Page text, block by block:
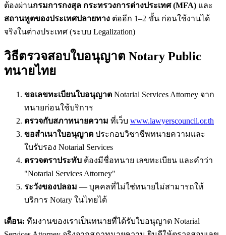
ต้องผ่านกรมการกงสุล กระทรวงการต่างประเทศ (MFA) และ
สถานทูตของประเทศปลายทาง ต่ออีก 1–2 ขั้น ก่อนใช้งานได้
จริงในต่างประเทศ (ระบบ Legalization)
วิธีตรวจสอบใบอนุญาต Notary Public
ทนายไทย
ขอเลขทะเบียนใบอนุญาต Notarial Services Attorney จาก
ทนายก่อนใช้บริการ
ตรวจกับสภาทนายความ ที่เว็บ www.lawyerscouncil.or.th
ขอสำเนาใบอนุญาต ประกอบวิชาชีพทนายความและ
ใบรับรอง Notarial Services
ตรวจตราประทับ ต้องมีชื่อทนาย เลขทะเบียน และคำว่า
"Notarial Services Attorney"
ระวังของปลอม — บุคคลที่ไม่ใช่ทนายไม่สามารถให้
บริการ Notary ในไทยได้
เตือน: ทีมงานของเราเป็นทนายที่ได้รับใบอนุญาต Notarial